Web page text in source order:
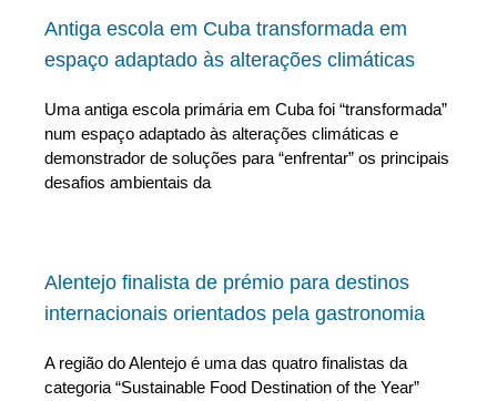
Antiga escola em Cuba transformada em
espaço adaptado às alterações climáticas
Uma antiga escola primária em Cuba foi “transformada”
num espaço adaptado às alterações climáticas e
demonstrador de soluções para “enfrentar” os principais
desafios ambientais da
Alentejo finalista de prémio para destinos
internacionais orientados pela gastronomia
A região do Alentejo é uma das quatro finalistas da
categoria “Sustainable Food Destination of the Year”